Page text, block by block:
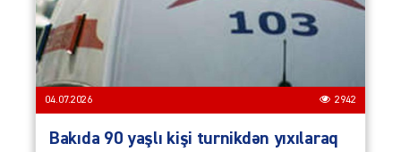
04.07.2026 2942
Bakıda 90 yaşlı kişi turnikdən yıxılaraq